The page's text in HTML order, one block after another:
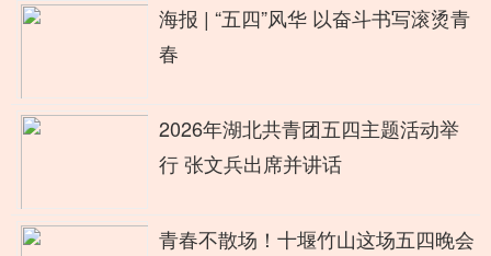
海报 | “五四”风华 以奋斗书写滚烫青
春
2026年湖北共青团五四主题活动举
行 张文兵出席并讲话
青春不散场！十堰竹山这场五四晚会